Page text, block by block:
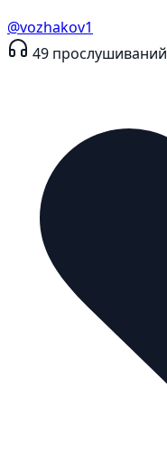
@vozhakov1
49 прослушиваний